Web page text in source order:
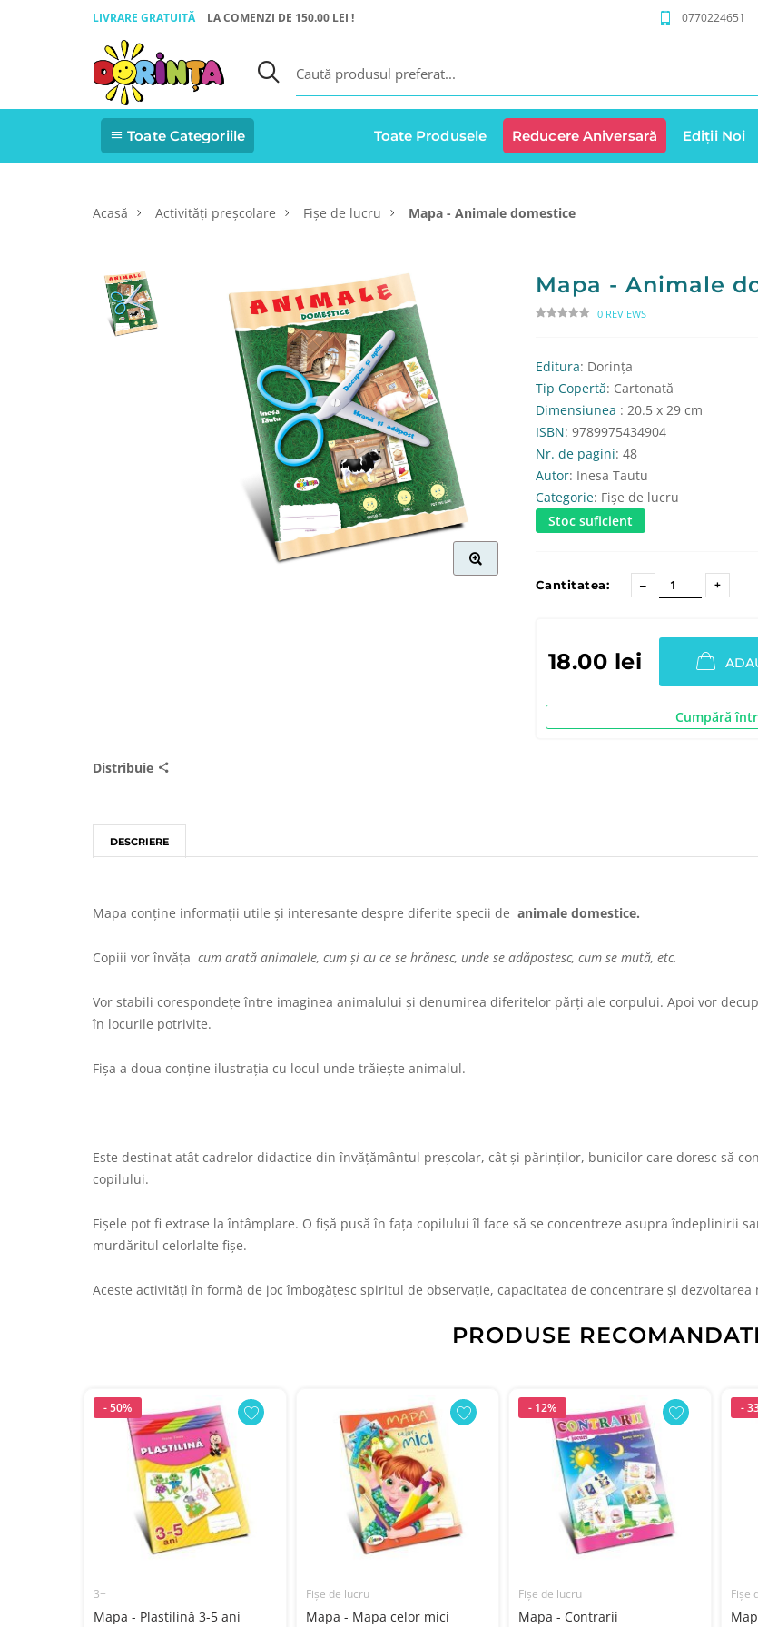
LIVRARE GRATUITĂ LA COMENZI DE 150.00 LEI ! 0770224651
Toate Categoriile Toate Produsele Reducere Aniversară Ediții Noi
Acasă Activități preșcolare Fișe de lucru Mapa - Animale domestice
Mapa - Animale
0 REVIEWS
Editura: Dorința
Tip Copertă: Cartonată
Dimensiunea : 20.5 x 29 cm
ISBN: 9789975434904
Nr. de pagini: 48
Autor: Inesa Tautu
Categorie: Fișe de lucru
Stoc suficient
Cantitatea:
18.00 lei
Cumpără
Distribuie
DESCRIERE
Mapa conține informații utile și interesante despre diferite specii de animale domestice.
Copiii vor învăța cum arată animalele, cum și cu ce se hrănesc, unde se adăpostesc, cum se mută, etc.
Vor stabili corespondețe între imaginea animalului și denumirea diferitelor părți ale corpului. Apoi vor
în locurile potrivite.
Fișa a doua conține ilustrația cu locul unde trăiește animalul.
Este destinat atât cadrelor didactice din învățământul preșcolar, cât și părinților, bunicilor care doresc să
copilului.
Fișele pot fi extrase la întâmplare. O fișă pusă în fața copilului îl face să se concentreze asupra îndeplinirii
murdăritul celorlalte fișe.
Aceste activități în formă de joc îmbogățesc spiritul de observație, capacitatea de concentrare și dezvoltarea
PRODUSE
- 50%
3+
Mapa - Plastilină 3-5 ani
Fișe de lucru
Mapa - Mapa celor mici
- 12%
Fișe de lucru
Mapa - Contrarii
-
Fișe